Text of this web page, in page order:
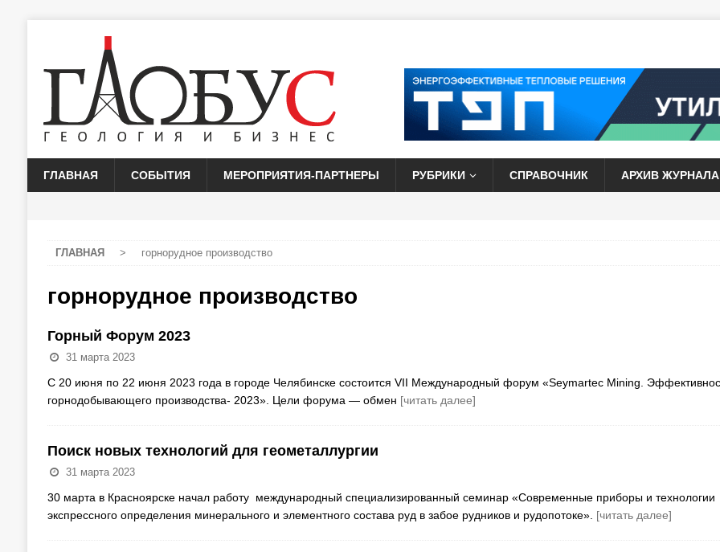
ГЛАВНАЯ СОБЫТИЯ МЕРОПРИЯТИЯ-ПАРТНЕРЫ РУБРИКИ СПРАВОЧНИК АРХИВ ЖУРНАЛА
ГЛАВНАЯ > горнорудное производство
горнорудное производство
Горный Форум 2023
31 марта 2023
С 20 июня по 22 июня 2023 года в городе Челябинске состоится VII Международный форум «Seymartec Mining.
горнодобывающего производства- 2023». Цели форума — обмен [читать далее]
Поиск новых технологий для геометаллургии
31 марта 2023
30 марта в Красноярске начал работу международный специализированный семинар «Современные приборы и технологии
экспрессного определения минерального и элементного состава руд в забое рудников и рудопотоке». [читать далее]